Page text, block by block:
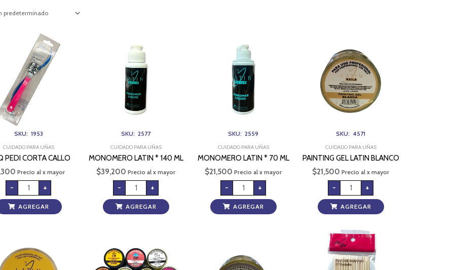
SKU: 1953
CUIDADO PARA UÑAS
PEDI CORTA CALLO
Precio al x mayor
-
CORTA
CALLO
cantidad
+
AGREGAR
SKU: 2577
CUIDADO PARA UÑAS
MONOMERO LATIN * 140 ML
$39,200 Precio al x mayor
-
140
cantidad
+
AGREGAR
SKU: 2559
CUIDADO PARA UÑAS
MONOMERO LATIN * 70 ML
$21,500 Precio al x mayor
-
cantidad
+
AGREGAR
SKU: 4571
CUIDADO PARA UÑAS
PAINTING GEL LATIN BLANCO
$21,500 Precio al x mayor
-
BLANCO
cantidad
+
AGREGAR
DORADO
cantidad
NEGRO
cantidad
cantidad
PALITO
NARANJO
X
10
UND
cantidad